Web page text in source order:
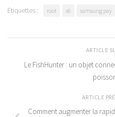
Étiquettes : root s6 samsung pay
ARTICLE
Le FishHunter : un objet
ARTICLE
Comment augmenter la